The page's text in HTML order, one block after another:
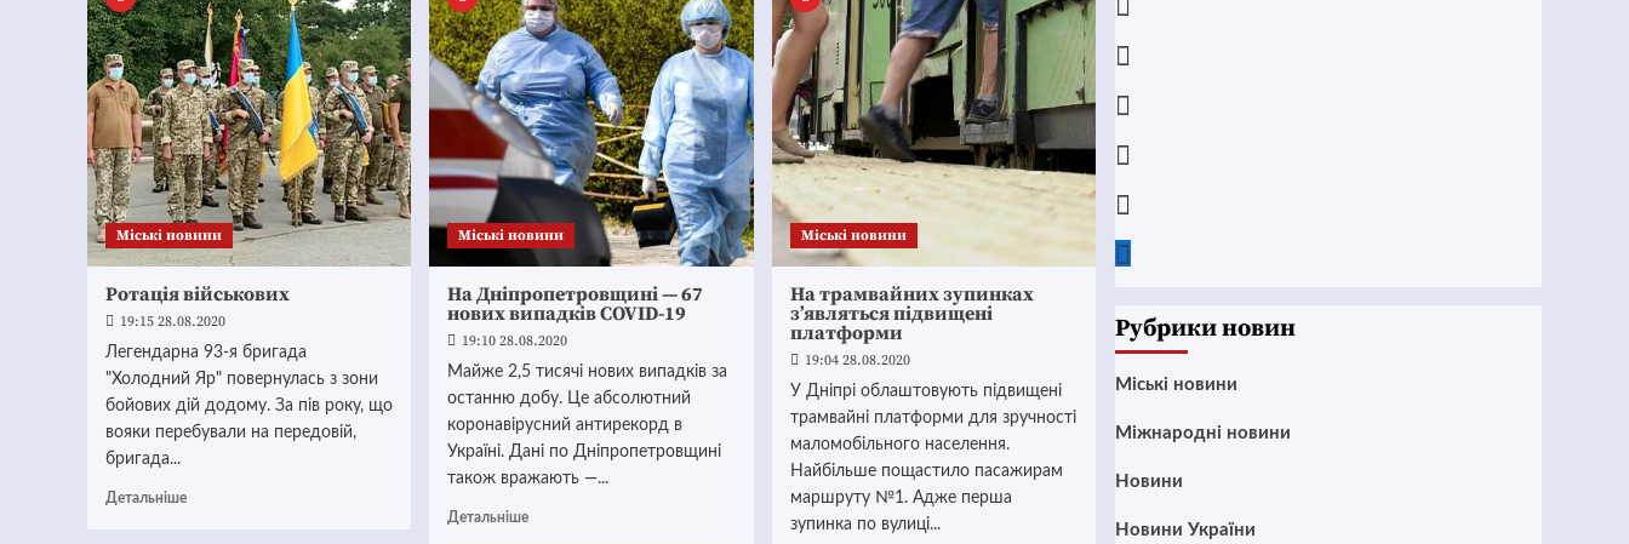
Mіські новини
Ротація військових
19:15 28.08.2020
Легендарна 93-я бригада
"Холодний Яр" повернулась з зони
бойових дій додому. За пів року, що
вояки перебували на передовій,
бригада...
Детальніше
Mіські новини
На Дніпропетровщині — 67
нових випадків COVID-19
19:10 28.08.2020
Майже 2,5 тисячі нових випадків за
останню добу. Це абсолютний
коронавірусний антирекорд в
Україні. Дані по Дніпропетровщині
також вражають —...
Детальніше
Mіські новини
На трамвайних зупинках
з’являться підвищені
платформи
19:04 28.08.2020
У Дніпрі облаштовують підвищені
трамвайні платформи для зручності
маломобільного населення.
Найбільше пощастило пасажирам
маршруту №1. Адже перша
зупинка по вулиці...
Рубрики новин
Mіські новини
Міжнародні новини
Новини
Новини України